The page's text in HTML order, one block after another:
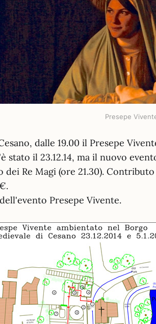
Presepe
dalle 19.00 il Presepe
stato il 23.12.14, ma il nuovo
Re Magi (ore 21.30).
Presepe Vivente.